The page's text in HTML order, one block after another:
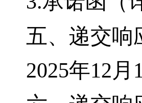
五、 递交响
2025年12